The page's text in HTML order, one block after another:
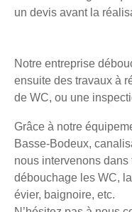
un devis avant la
Notre entreprise
ensuite des travaux à
de WC, ou une
Grâce à notre
Basse-Bodeux,
nous intervenons
débouchage les WC,
évier, baignoire, etc.